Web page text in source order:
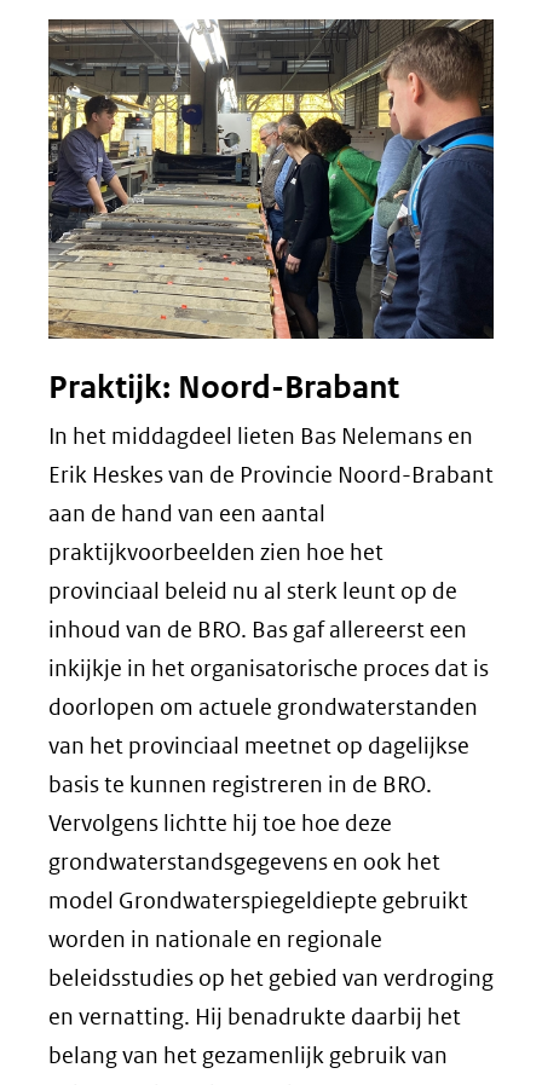
Praktijk: Noord-Brabant
In het middagdeel lieten Bas Nelemans en
Erik Heskes van de Provincie Noord-Brabant
aan de hand van een aantal
praktijkvoorbeelden zien hoe het
provinciaal beleid nu al sterk leunt op de
inhoud van de BRO. Bas gaf allereerst een
inkijkje in het organisatorische proces dat is
doorlopen om actuele grondwaterstanden
van het provinciaal meetnet op dagelijkse
basis te kunnen registreren in de BRO.
Vervolgens lichtte hij toe hoe deze
grondwaterstandsgegevens en ook het
model Grondwaterspiegeldiepte gebruikt
worden in nationale en regionale
beleidsstudies op het gebied van verdroging
en vernatting. Hij benadrukte daarbij het
belang van het gezamenlijk gebruik van